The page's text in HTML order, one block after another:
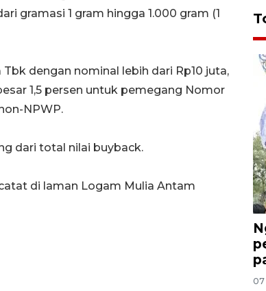
gramasi 1 gram hingga 1.000 gram (1
dengan nominal lebih dari Rp10 juta,
1,5 persen untuk pemegang Nomor
NPWP.
dari total nilai buyback.
di laman Logam Mulia Antam
07